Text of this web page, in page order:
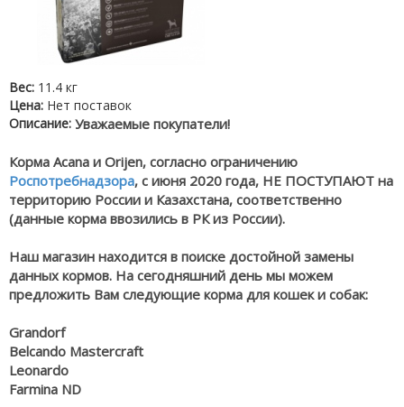
Вес: 11.4 кг
Цена: Нет поставок
Описание: Уважаемые покупатели!
Корма Acana и Orijen, согласно ограничению
Роспотребнадзора, с июня 2020 года, НЕ ПОСТУПАЮТ на
территорию России и Казахстана, соответственно
(данные корма ввозились в РК из России).
Наш магазин находится в поиске достойной замены
данных кормов. На сегодняшний день мы можем
предложить Вам следующие корма для кошек и собак:
Grandorf
Belcando Mastercraft
Leonardo
Farmina ND